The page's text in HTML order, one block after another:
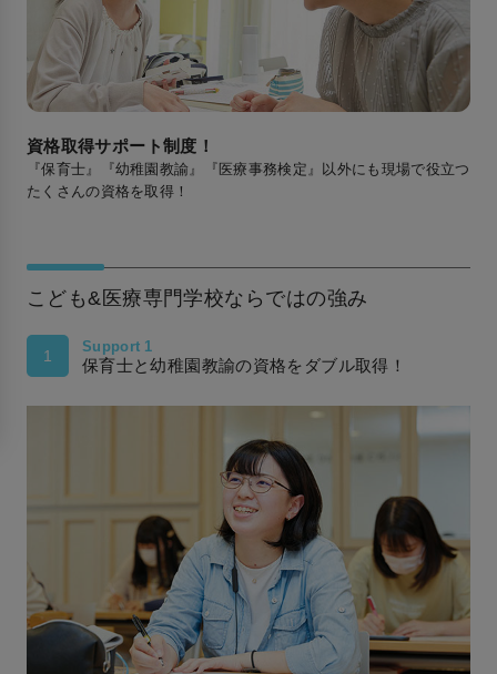
資格取得サポート制度！
『保育士』『幼稚園教諭』『医療事務検定』以外にも現場で役立つ
たくさんの資格を取得！
こども&医療専門学校ならではの強み
1
Support 1
保育士と幼稚園教諭の資格をダブル取得！